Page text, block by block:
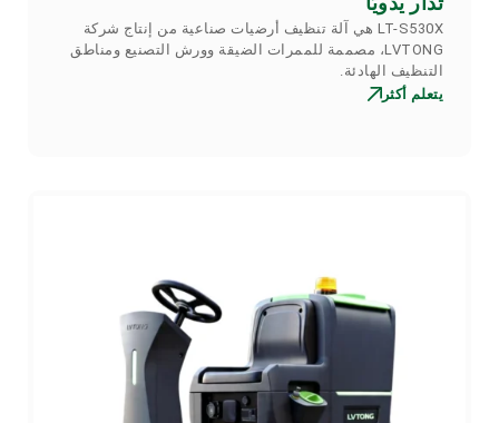
LT-S530X هي آلة تنظيف أرضيات صناعية من إنتاج شركة
LVTONG، مصممة للممرات الضيقة وورش التصنيع ومناطق
التنظيف الهادئة.
يتعلم أكثر